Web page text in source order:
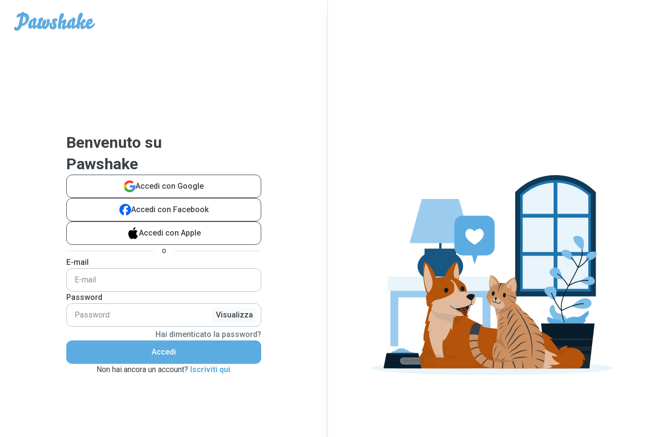
Benvenuto su
Pawshake
Accedi con Google
Accedi con Facebook
Accedi con Apple
o
E-mail
Password
Visualizza
Hai dimenticato la password?
Accedi
Non hai ancora un account? Iscriviti qui.